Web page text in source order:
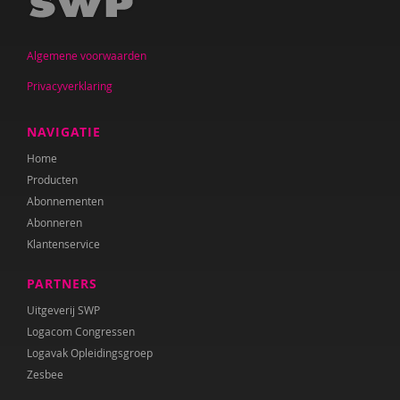
Jan De Mets
Vicky Dellas
A. van Dinther-Erkens
Angela van Dinther-Erkens
Nanne van Doorn
Wieteke van Dort
Lonneke van Elburg
Belinda Fallaux
Paula Fikkert
Yolanda Geleynse
Algemene voorwaarden
Privacyverklaring
NAVIGATIE
Home
Producten
Abonnementen
Abonneren
Klantenservice
PARTNERS
Uitgeverij SWP
Logacom Congressen
Logavak Opleidingsgroep
Zesbee